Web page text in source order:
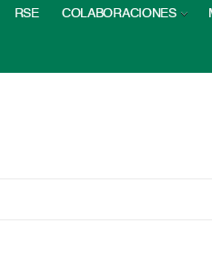
RSE COLABORACIONES